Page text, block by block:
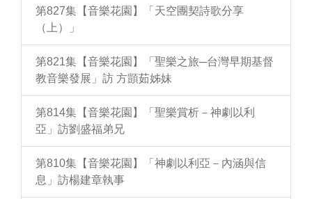
第827集【音樂花園】「天空團契詩歌分享
（上）」
第821集【音樂花園】「聖樂之旅─台灣早期基督
教音樂發展」訪 方顗茹姊妹
第814集【音樂花園】「聖樂賞析－神劇以利
亞」訪劉盛福弟兄
第810集【音樂花園】「神劇以利亞－內涵與信
息」訪楊建章執事